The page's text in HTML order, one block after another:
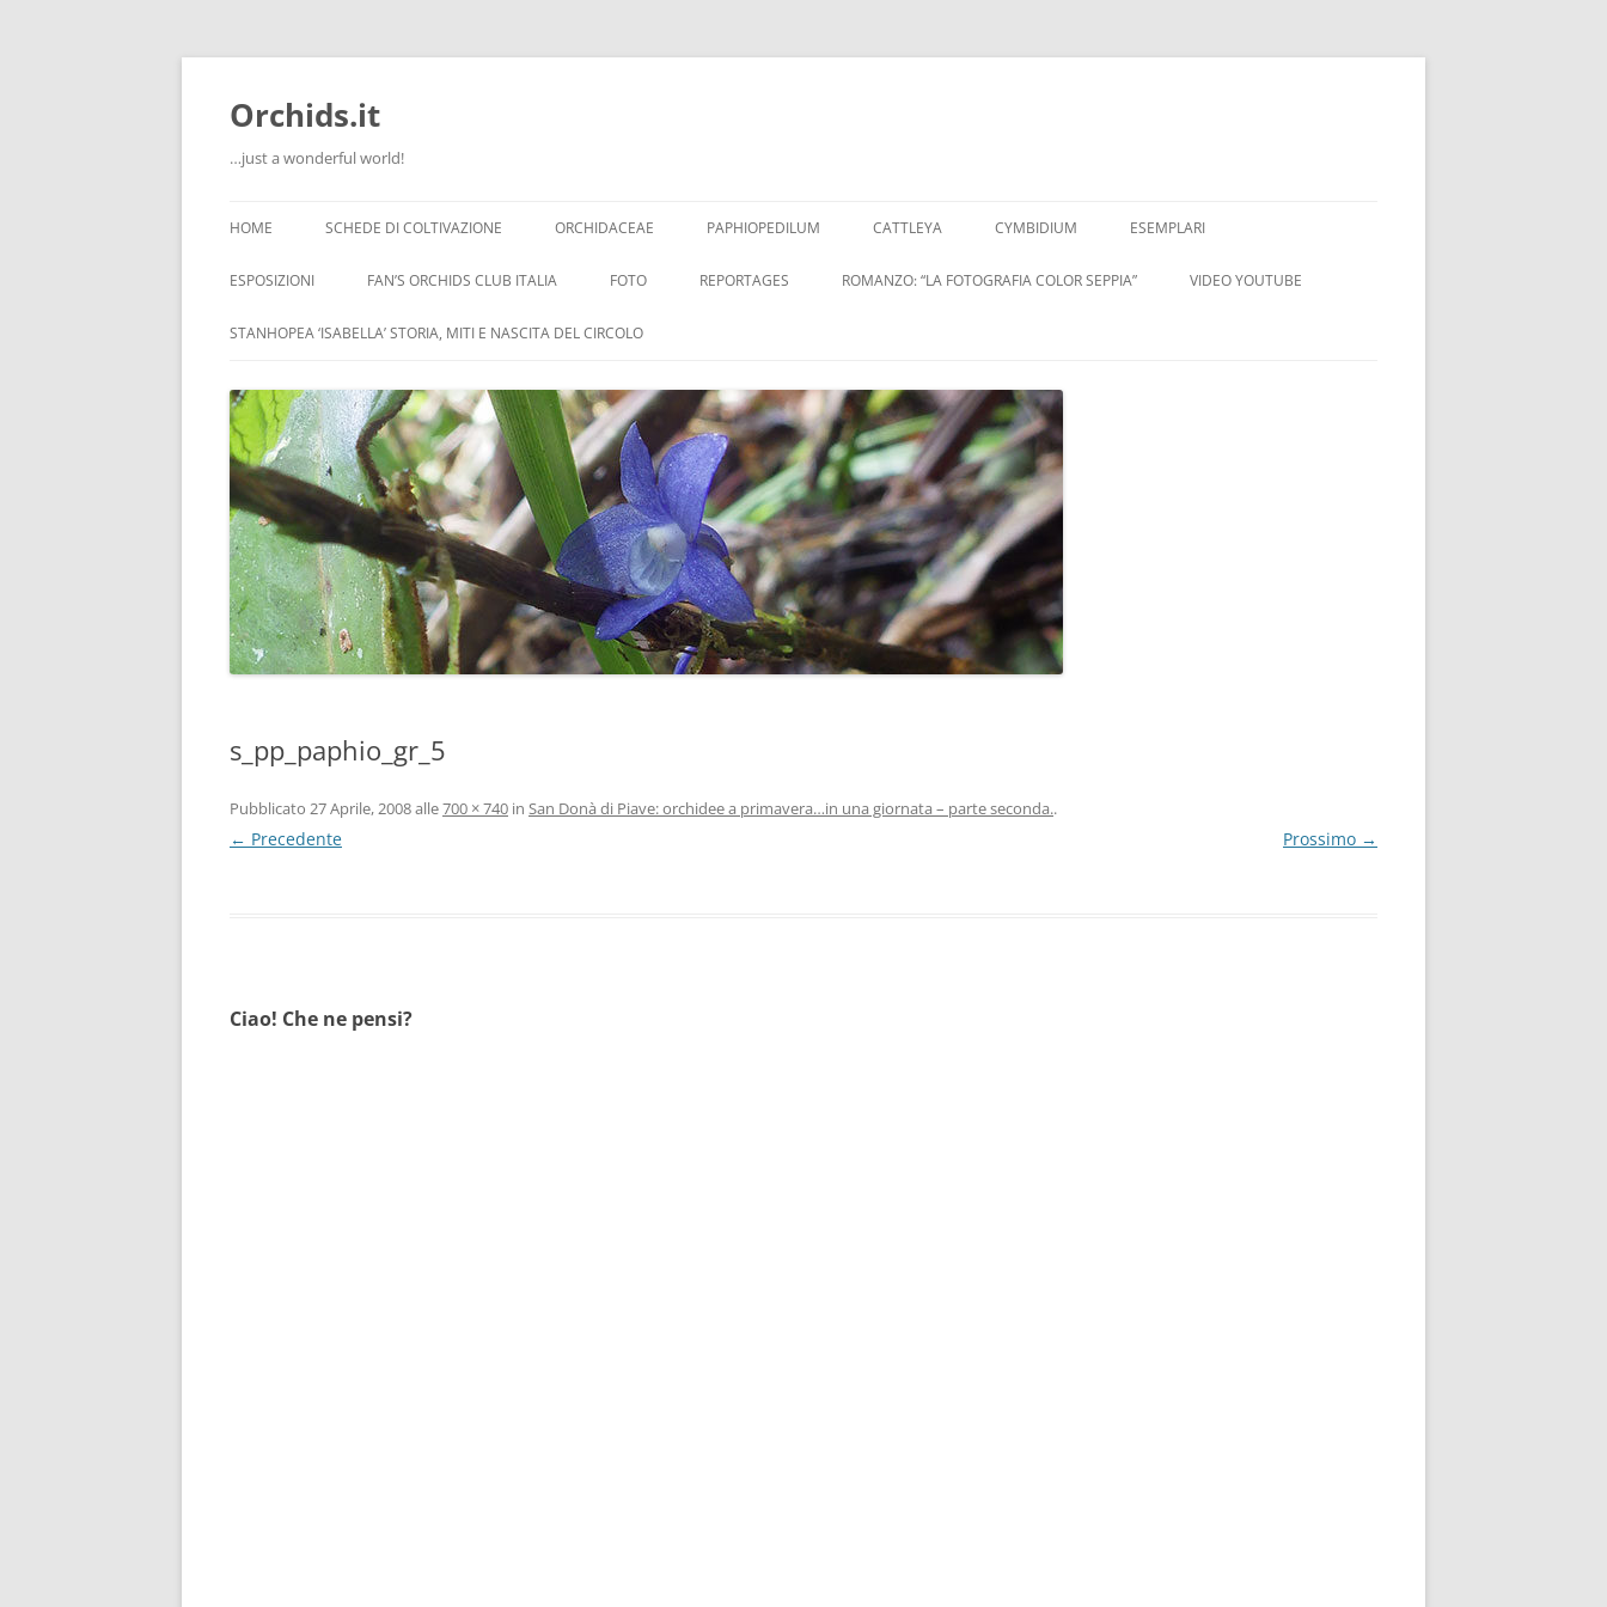
Orchids.it
…just a wonderful world!
al
HOME
INFO
LA SERRA DI GUIDO
SCHEDE DI COLTIVAZIONE ORCHIDACEAE PAPHIOPEDILUM CATTLEYA CYMBIDIUM ESEMPLARI
ESPOSIZIONI FAN’S ORCHIDS CLUB ITALIA FOTO REPORTAGES ROMANZO: “LA FOTOGRAFIA COLOR SEPPIA” VIDEO YOUTUBE
STANHOPEA ‘ISABELLA’ STORIA, MITI E NASCITA DEL CIRCOLO
s_pp_paphio_gr_5
Pubblicato 27 Aprile, 2008alle700 × 740 in San Donà di Piave: orchidee a primavera…in una giornata – parte seconda..
← Precedente Prossimo →
Ciao! Che ne pensi?